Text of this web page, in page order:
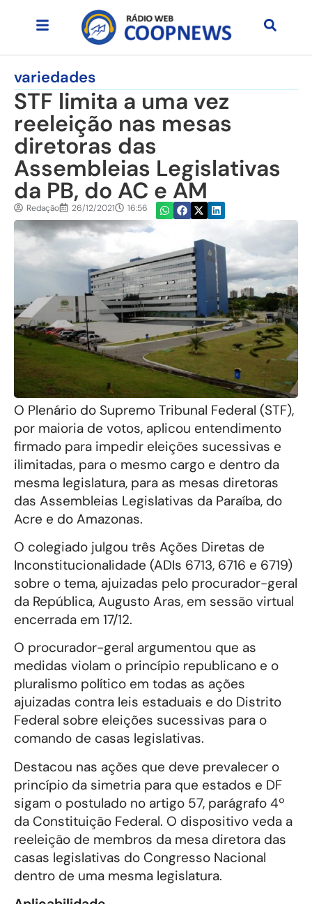
variedades
STF limita a uma vez
reeleição nas mesas
diretoras das
Assembleias Legislativas
da PB, do AC e AM
Redação 26/12/2021 16:56
O Plenário do Supremo Tribunal Federal (STF),
por maioria de votos, aplicou entendimento
firmado para impedir eleições sucessivas e
ilimitadas, para o mesmo cargo e dentro da
mesma legislatura, para as mesas diretoras
das Assembleias Legislativas da Paraíba, do
Acre e do Amazonas.
O colegiado julgou três Ações Diretas de
Inconstitucionalidade (ADIs 6713, 6716 e 6719)
sobre o tema, ajuizadas pelo procurador-geral
da República, Augusto Aras, em sessão virtual
encerrada em 17/12.
O procurador-geral argumentou que as
medidas violam o princípio republicano e o
pluralismo político em todas as ações
ajuizadas contra leis estaduais e do Distrito
Federal sobre eleições sucessivas para o
comando de casas legislativas.
Destacou nas ações que deve prevalecer o
princípio da simetria para que estados e DF
sigam o postulado no artigo 57, parágrafo 4º
da Constituição Federal. O dispositivo veda a
reeleição de membros da mesa diretora das
casas legislativas do Congresso Nacional
dentro de uma mesma legislatura.